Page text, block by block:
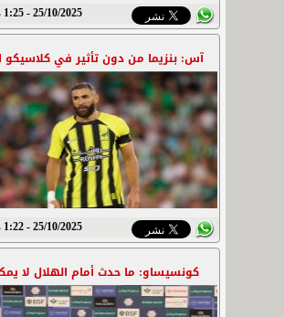
25/10/2025 - 1:25 م
آس: بنزيما من دون تأثير في كلاسيكو
25/10/2025 - 1:22 م
كونسيساو: ما حدث أمام الهلال لا